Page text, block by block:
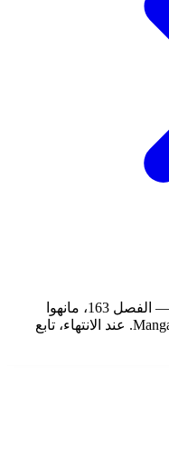
أنت تقرأ Return of the Mount Hua Sect — الفصل 163، مانهوا
عند الانتهاء، تابع